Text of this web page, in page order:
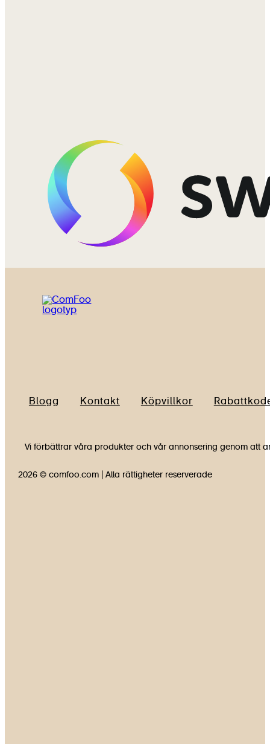
Blogg Kontakt Köpvillkor
Vi förbättrar våra produkter och vår annonsering genom att
2026 © comfoo.com | Alla rättigheter reserverade